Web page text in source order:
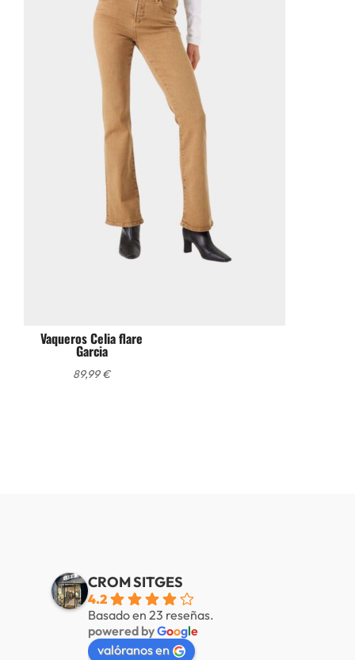
Vaqueros Celia flare
Garcia
89,99€
CROM SITGES
4.2
Basado en 23 reseñas.
powered byGoogle
valóranos en